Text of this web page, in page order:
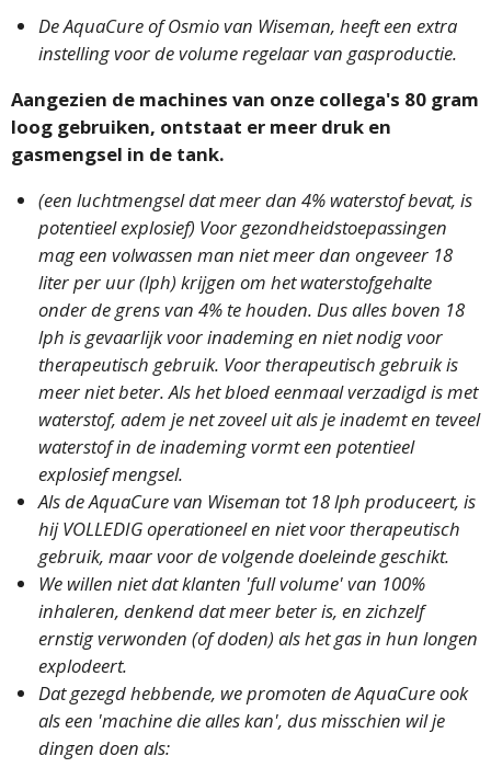
De AquaCure of Osmio van Wiseman, heeft een extra
instelling voor de volume regelaar van gasproductie.
Aangezien de machines van onze collega's 80 gram
loog gebruiken, ontstaat er meer druk en
gasmengsel in de tank.
(een luchtmengsel dat meer dan 4% waterstof bevat, is
potentieel explosief) Voor gezondheidstoepassingen
mag een volwassen man niet meer dan ongeveer 18
liter per uur (lph) krijgen om het waterstofgehalte
onder de grens van 4% te houden. Dus alles boven 18
lph is gevaarlijk voor inademing en niet nodig voor
therapeutisch gebruik. Voor therapeutisch gebruik is
meer niet beter. Als het bloed eenmaal verzadigd is met
waterstof, adem je net zoveel uit als je inademt en teveel
waterstof in de inademing vormt een potentieel
explosief mengsel.
Als de AquaCure van Wiseman tot 18 lph produceert, is
hij VOLLEDIG operationeel en niet voor therapeutisch
gebruik, maar voor de volgende doeleinde geschikt.
We willen niet dat klanten 'full volume' van 100%
inhaleren, denkend dat meer beter is, en zichzelf
ernstig verwonden (of doden) als het gas in hun longen
explodeert.
Dat gezegd hebbende, we promoten de AquaCure ook
als een 'machine die alles kan', dus misschien wil je
dingen doen als: